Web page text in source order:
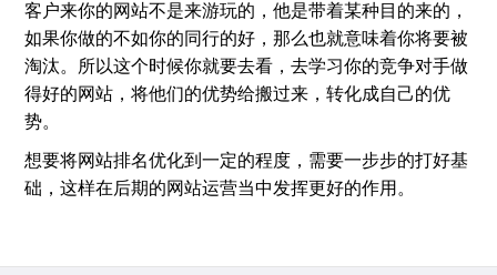
客户来你的网站不是来游玩的，他是带着某种目的来的，
如果你做的不如你的同行的好，那么也就意味着你将要被
淘汰。所以这个时候你就要去看，去学习你的竞争对手做
得好的网站，将他们的优势给搬过来，转化成自己的优
势。
想要将网站排名优化到一定的程度，需要一步步的打好基
础，这样在后期的网站运营当中发挥更好的作用。